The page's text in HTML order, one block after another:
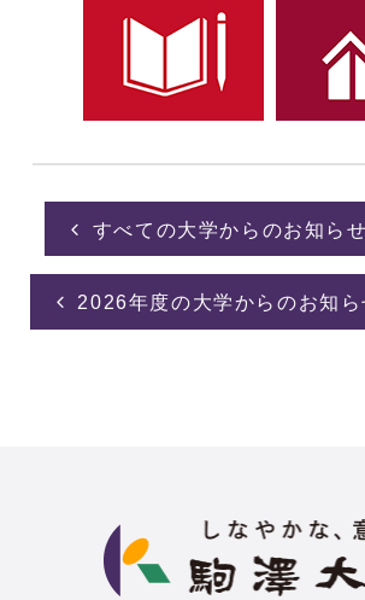
すべての大学からのお知ら
2026年度の大学からのお知ら